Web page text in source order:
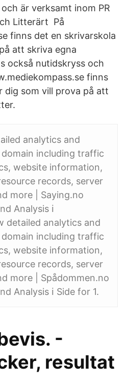
är verksamt inom PR
Litterärt På
finns det en skrivarskola
att skriva egna
också nutidskryss och
finns
dig som vill prova på att
analytics and
including traffic
website information,
records, server
more | Saying.no
Analysis ℹ️
detailed analytics and
including traffic
website information,
records, server
more | Spådommen.no
Analysis ℹ️ Side for 1.
-
resultat